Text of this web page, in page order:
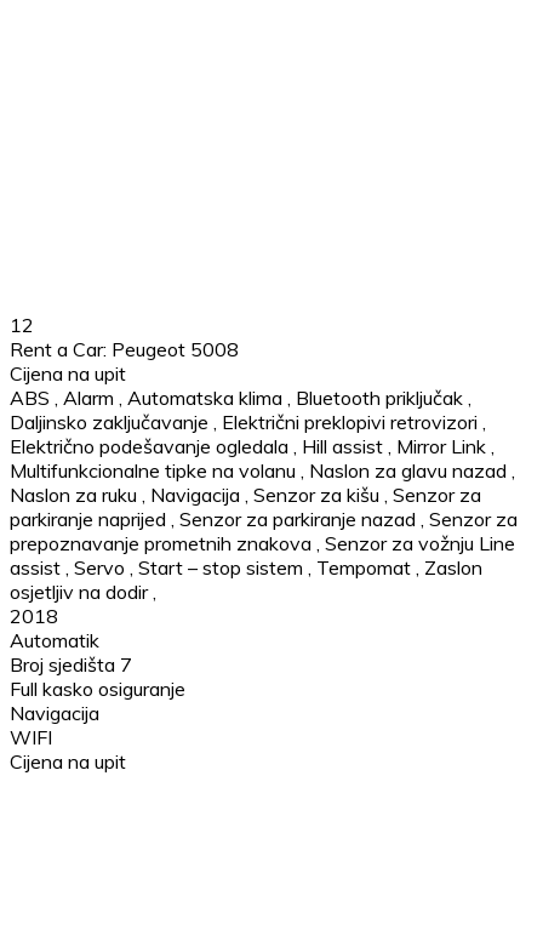
12
Rent a Car: Peugeot 5008
Cijena na upit
ABS , Alarm , Automatska klima , Bluetooth priključak ,
Daljinsko zaključavanje , Električni preklopivi retrovizori ,
Električno podešavanje ogledala , Hill assist , Mirror Link ,
Multifunkcionalne tipke na volanu , Naslon za glavu nazad ,
Naslon za ruku , Navigacija , Senzor za kišu , Senzor za
parkiranje naprijed , Senzor za parkiranje nazad , Senzor za
prepoznavanje prometnih znakova , Senzor za vožnju Line
assist , Servo , Start – stop sistem , Tempomat , Zaslon
osjetljiv na dodir ,
2018
Automatik
Broj sjedišta 7
Full kasko osiguranje
Navigacija
WIFI
Cijena na upit